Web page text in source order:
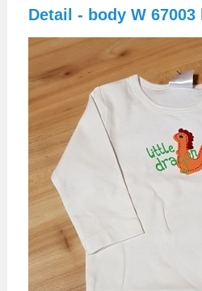
Detail - body W 67003